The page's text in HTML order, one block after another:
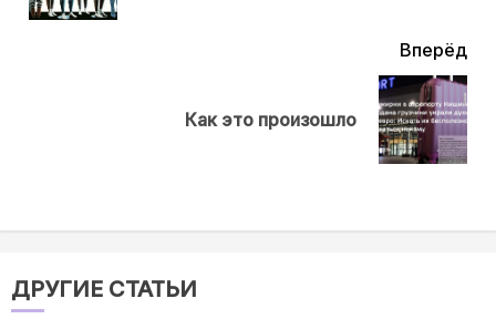
Вперёд
Как это произошло
ДРУГИЕ СТАТЬИ